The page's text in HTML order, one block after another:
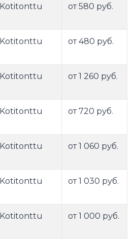
от 580 руб.
от 480 руб.
от 1 260 руб.
от 720 руб.
от 1 060 руб.
от 1 030 руб.
от 1 000 руб.